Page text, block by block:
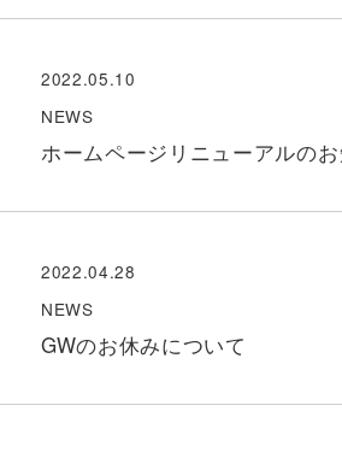
2022.05.10
NEWS
ホームページリニューアルの
2022.04.28
NEWS
GWのお休みについて